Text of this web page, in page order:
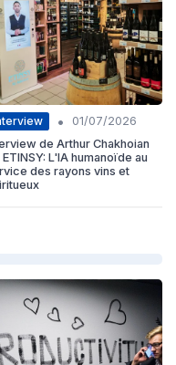
•
01/07/2026
de Arthur Chakhoian
L'IA humanoïde au
des rayons vins et